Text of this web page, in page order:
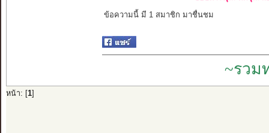
ข้อความนี้ มี 1 สมาชิก มาชื่นชม
~รวม
หน้า: [ 1]